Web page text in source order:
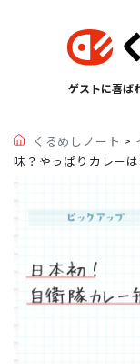
ゲストに喜ば
くるめしノート >
味？やっぱりカレー